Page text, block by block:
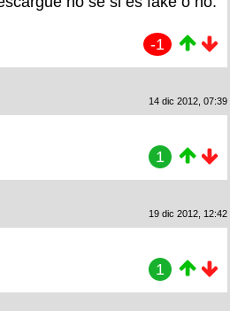
-1
14 dic 2012, 07:39
1
19 dic 2012, 12:42
1